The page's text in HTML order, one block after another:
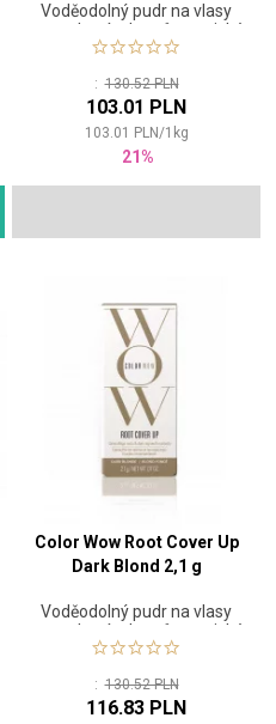
Voděodolný pudr na vlasy
pro zakrytí odrostů a optické
zahuštění
:130.52 PLN
103.01 PLN
103.01 PLN/1 kg
21%
Color Wow Root Cover Up
Dark Blond 2,1 g
Voděodolný pudr na vlasy
pro zakrytí odrostů a optické
zahuštění
:130.52 PLN
116.83 PLN